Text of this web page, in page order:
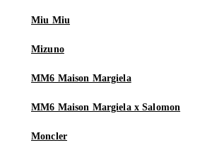
Miu Miu
Mizuno
MM6 Maison Margiela
MM6 Maison Margiela x Salomon
Moncler